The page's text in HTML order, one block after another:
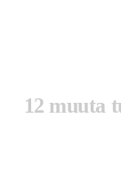
12 muuta